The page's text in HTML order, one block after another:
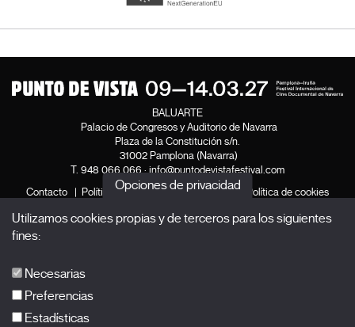
BALUARTE
Palacio de Congresos y Auditorio de Navarra
Plaza de la Constitución s/n.
31002 Pamplona (Navarra)
T. 948 066 066·info@puntodevistafestival.com
Contacto | Política de privacidad y aviso legal| Política de cookies
Ver mapa
Instagram
Twitter
Facebook
Youtube
Flickr
Opciones de privacidad
Utilizamos cookies propias y de terceros para los siguientes
fines:
Necesarias
Preferencias
Estadísticas